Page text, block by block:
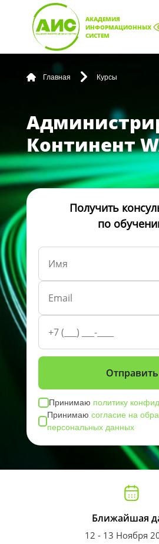
АКАДЕМИЯ
ИНФОРМАЦИОННЫХ
СИСТЕМ
Главная Курсы
Континент
Получить
по
Принимаю политику
Принимаюсогласие на
персональных данных
Ближайшая
12 - 13 Ноября